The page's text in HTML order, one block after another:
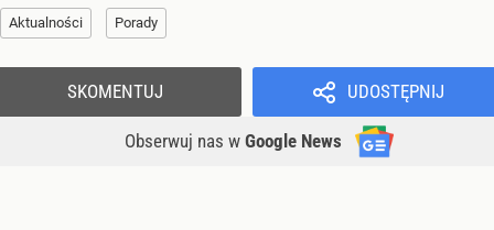
Aktualności Porady
UDOSTĘPNIJ
Obserwuj nas w Google News
SKOMENTUJ